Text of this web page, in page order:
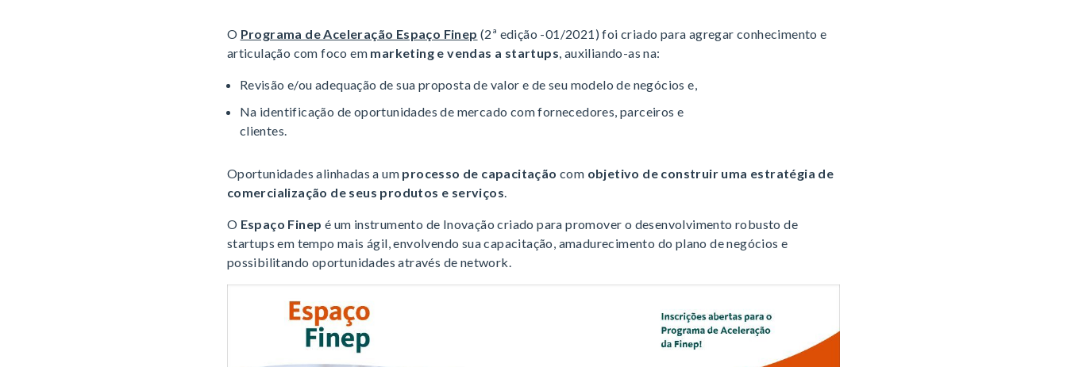
O Programa de Aceleração Espaço Finep (2ª edição -01/2021) foi criado para agregar conhecimento e
articulação com foco em marketing e vendas a startups, auxiliando-as na:
Revisão e/ou adequação de sua proposta de valor e de seu modelo de negócios e,
Na identificação de oportunidades de mercado com fornecedores, parceiros e
clientes.
Oportunidades alinhadas a um processo de capacitação com objetivo de construir uma estratégia de
comercialização de seus produtos e serviços.
O Espaço Finep é um instrumento de Inovação criado para promover o desenvolvimento robusto de
startups em tempo mais ágil, envolvendo sua capacitação, amadurecimento do plano de negócios e
possibilitando oportunidades através de network.